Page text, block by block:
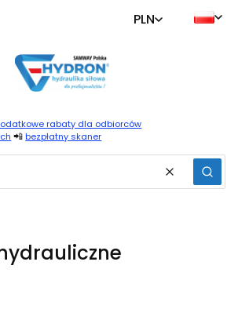
PLN
rabaty dla odbiorców
📲 bezpłatny skaner
Wyczyść